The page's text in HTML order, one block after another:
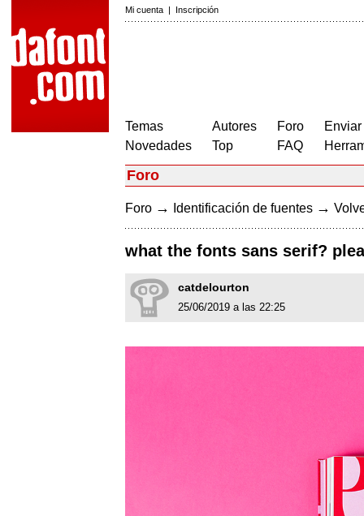
Mi cuenta | Inscripción
Temas
Novedades
Autores
Top
Foro
FAQ
Foro
Foro → Identificación de fuentes →
what the fonts sans serif?
catdelourton
25/06/2019 a las 22:25